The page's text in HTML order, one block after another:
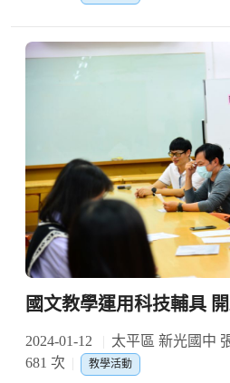
國文教學運用科技輔具
2024-01-12 太平區 新光國中
681 次
教學活動